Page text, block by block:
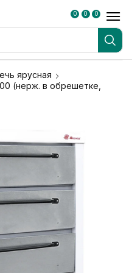
0 0 0
ярусная
(нерж. в обрешетке,